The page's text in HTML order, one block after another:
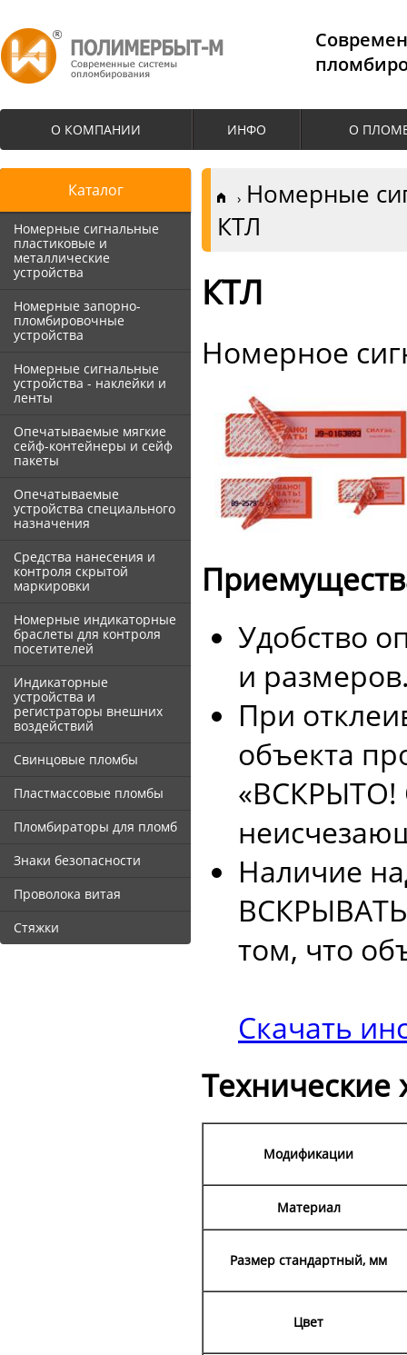
О КОМПАНИИ ИНФО О
Каталог
Номерные сигнальные
пластиковые и
металлические
устройства
Номерные запорно-
пломбировочные
устройства
Номерные сигнальные
устройства - наклейки и
ленты
Опечатываемые мягкие
сейф-контейнеры и сейф
пакеты
Опечатываемые
устройства специального
назначения
Средства нанесения и
контроля скрытой
маркировки
Номерные индикаторные
браслеты для контроля
посетителей
Индикаторные
устройства и
регистраторы внешних
воздействий
Свинцовые пломбы
Пластмассовые пломбы
Пломбираторы для пломб
Знаки безопасности
Проволока витая
Стяжки
Номерные
КТЛ
КТЛ
Номерное
Удобство
и
При
объекта
«ВСКРЫТО!
Наличие
том, что
Скачать
Технические
Модификации
Материал
Размер стандартный, мм
Цвет